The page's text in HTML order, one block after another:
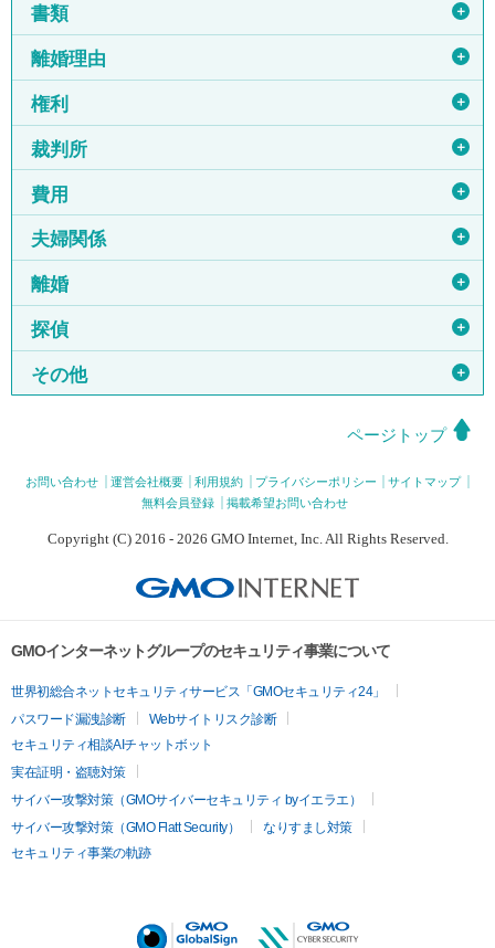
書類 ＋
離婚理由 ＋
権利 ＋
裁判所 ＋
費用 ＋
夫婦関係 ＋
離婚 ＋
探偵 ＋
その他 ＋
ページトップ
お問い合わせ 運営会社概要 利用規約 プライバシーポリシー
サイトマップ
無料会員登録
掲載希望お問い合わせ
Copyright (C) 2016 - 2026 GMO Internet, Inc. All Rights Reserved.
GMOインターネットグループのセキュリティ事業について
世界初総合ネットセキュリティサービス「GMOセキュリティ24」
パスワード漏洩診断
Webサイトリスク診断
セキュリティ相談AIチャットボット
実在証明・盗聴対策
サイバー攻撃対策（GMOサイバーセキュリティ byイエラエ）
サイバー攻撃対策（GMO Flatt Security）
なりすまし対策
セキュリティ事業の軌跡